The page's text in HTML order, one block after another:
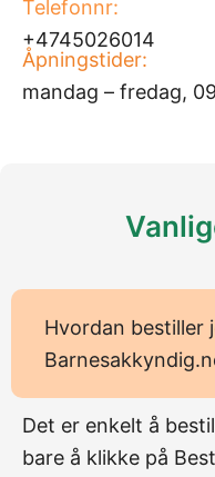
Telefonnr:
+4745026014
Åpningstider:
mandag – fredag,
Hvordan bestiller
Det er enkelt å
bare å klikke på